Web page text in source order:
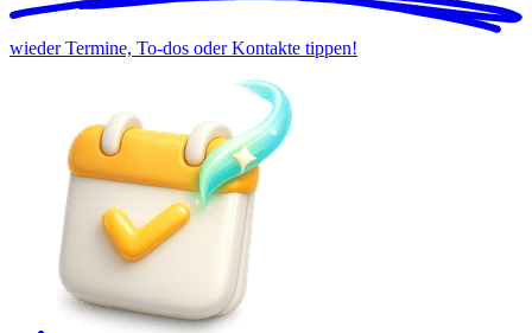
wieder Termine, To-dos oder Kontakte tippen!